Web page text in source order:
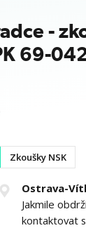
-
69-
Zkoušky NSK
Ostrava-
Jakmile
kontaktovat